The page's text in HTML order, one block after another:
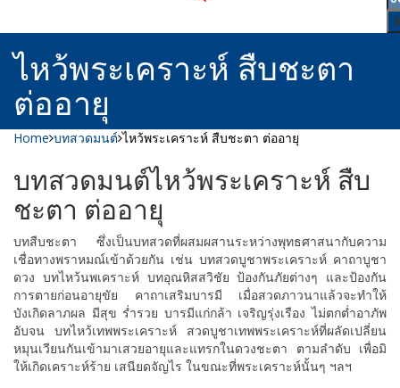
ไหว้พระเคราะห์ สืบชะตา
ต่ออายุ
Home บทสวดมนต์ ไหว้พระเคราะห์ สืบชะตา ต่ออายุ
บทสวดมนต์ไหว้พระเคราะห์ สืบ
ชะตา ต่ออายุ
บทสืบชะตา ซึ่งเป็นบทสวดที่ผสมผสานระหว่างพุทธศาสนากับความ
เชื่อทางพราหมณ์เข้าด้วยกัน เช่น บทสวดบูชาพระเคราะห์ คาถาบูชา
ดวง บทไหว้นพเคราะห์ บทอุณหิสสวิชัย ป้องกันภัยต่างๆ และป้องกัน
การตายก่อนอายุขัย คาถาเสริมบารมี เมื่อสวดภาวนาแล้วจะทำให้
บังเกิดลาภผล มีสุข ร่ำรวย บารมีแก่กล้า เจริญรุ่งเรือง ไม่ตกต่ำอาภัพ
อับจน บทไหว้เทพพระเคราะห์ สวดบูชาเทพพระเคราะห์ที่ผลัดเปลี่ยน
หมุนเวียนกันเข้ามาเสวยอายุและแทรกในดวงชะตา ตามลำดับ เพื่อมิ
ให้เกิดเคราะห์ร้าย เสนียดจัญไร ในขณะที่พระเคราะห์นั้นๆ ฯลฯ